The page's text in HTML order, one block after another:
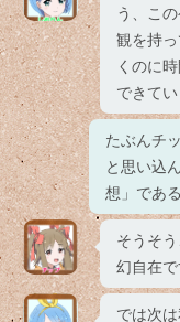
う、こ
観を持
くのに
できて
たぶんチ
と思い込
想」であ
そうそ
幻自在で
では次